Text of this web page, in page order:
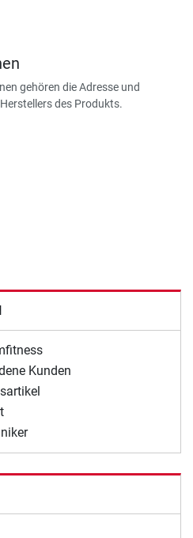
gehören die Adresse und
des Produkts.
Kunden